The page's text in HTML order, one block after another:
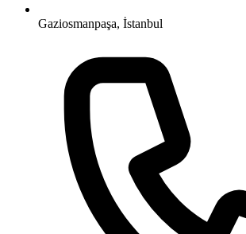
Gaziosmanpaşa, İstanbul